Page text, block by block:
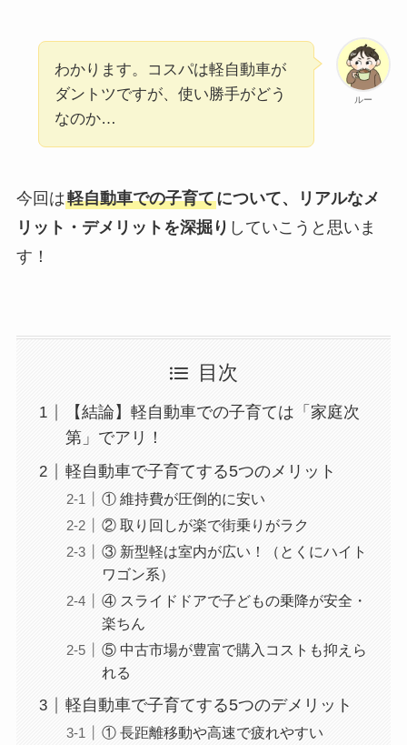
ルー
わかります。コスパは軽自動車が
ダントツですが、使い勝手がどう
なのか…
今回は軽自動車での子育てについて、リアルなメ
リット・デメリットを深掘り していこうと思いま
す！
目次
【結論】軽自動車での子育ては「家庭次
第」でアリ！
軽自動車で子育てする5つのメリット
① 維持費が圧倒的に安い
② 取り回しが楽で街乗りがラク
③ 新型軽は室内が広い！（とくにハイト
ワゴン系）
④ スライドドアで子どもの乗降が安全・
楽ちん
⑤ 中古市場が豊富で購入コストも抑えら
れる
軽自動車で子育てする5つのデメリット
① 長距離移動や高速で疲れやすい